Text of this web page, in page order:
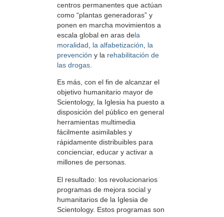
centros permanentes que actúan
como “plantas generadoras” y
ponen en marcha movimientos a
escala global en aras dela
moralidad
la alfabetización
la
prevención y la rehabilitación de
las drogas.
Es más, con el fin de alcanzar el
objetivo humanitario mayor de
Scientology, la Iglesia ha puesto a
disposición del público en general
herramientas multimedia
fácilmente asimilables y
rápidamente distribuibles para
concienciar, educar y activar a
millones de personas.
El resultado: los revolucionarios
programas de mejora social y
humanitarios de la Iglesia de
Scientology. Estos programas son